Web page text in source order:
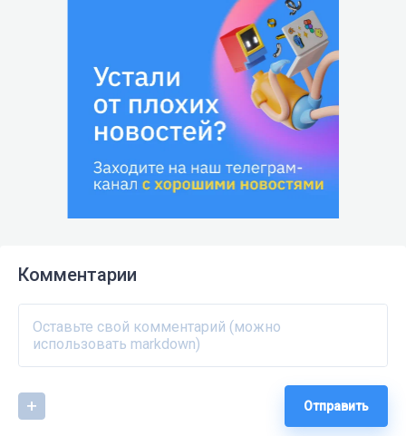
Комментарии
Отправить